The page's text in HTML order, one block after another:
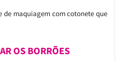
de maquiagem com cotonete que
OS BORRÕES